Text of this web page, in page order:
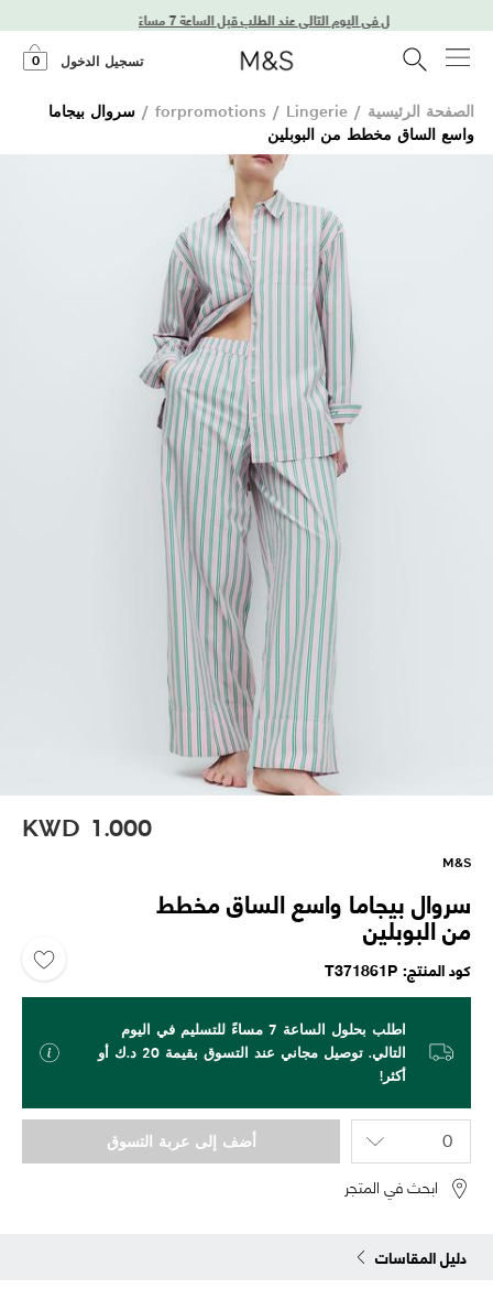
توصيل في اليوم التالي عند الطلب قبل الساعة 7 مساءً
تسجيل الدخول 0
الصفحة الرئيسية /
forpromotions / Lingerie
/ سروال بيجاما
واسع الساق مخطط من البوبلين
KWD 1.000
M&S
سروال بيجاما واسع الساق مخطط
من البوبلين
كود المنتج T371861P
اطلب بحلول الساعة 7 مساءً للتسليم في اليوم
التالي. توصيل مجاني عند التسوق بقيمة 20 د.ك أو
أكثر!
أضف إلى عربة التسوق
ابحث في المتجر
دليل المقاسات